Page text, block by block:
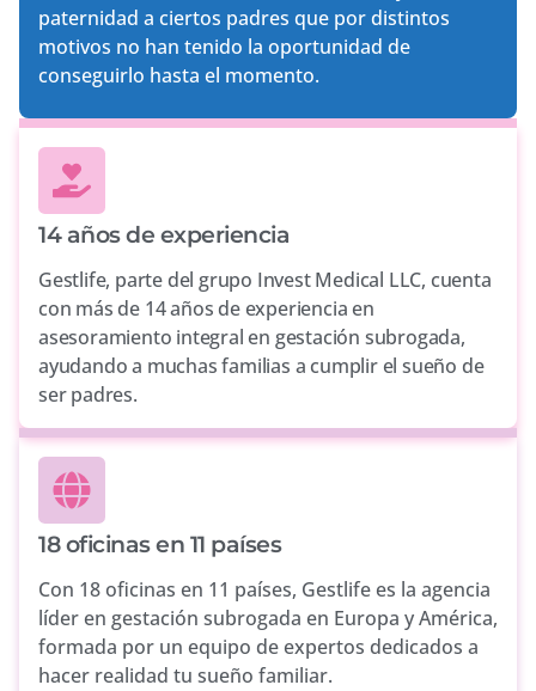
paternidad a ciertos padres que por distintos
motivos no han tenido la oportunidad de
conseguirlo hasta el momento.
14 años de experiencia
Gestlife, parte del grupo Invest Medical LLC, cuenta
con más de 14 años de experiencia en
asesoramiento integral en gestación subrogada,
ayudando a muchas familias a cumplir el sueño de
ser padres.
18 oficinas en 11 países
Con 18 oficinas en 11 países, Gestlife es la agencia
líder en gestación subrogada en Europa y América,
formada por un equipo de expertos dedicados a
hacer realidad tu sueño familiar.